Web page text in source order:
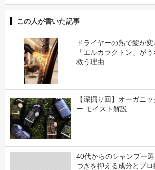
この人が書いた記事
ドライヤーの熱で髪が
「エルカラクトン」が
救う理由
【深掘り回】オーガニ
ー モイスト解説
40代からのシャンプー
つきを抑える成分とプ